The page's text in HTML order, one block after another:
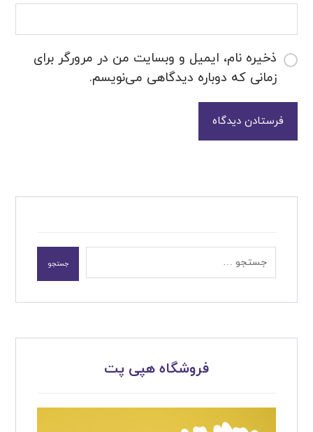
ذخیره نام، ایمیل و وبسایت من در مرورگر برای
زمانی که دوباره دیدگاهی می‌نویسم.
فرستادن دیدگاه
جستجو
فروشگاه هپی پت